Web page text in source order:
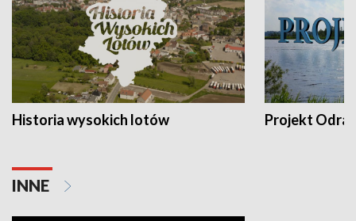
Historia wysokich lotów Projekt Odra
INNE